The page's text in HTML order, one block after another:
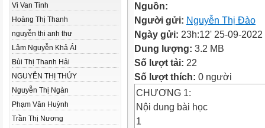
Vi Van Tinh
Hoàng Thị Thanh
nguyễn thi anh thư
Lâm Nguyễn Khả ÁI
Bùi Thị Thanh Hải
NGUYỄN THỊ THÚY
Nguyễn Thị Ngàn
Phạm Văn Huỳnh
Trần Thị Nương
Nguồn:
Người gửi: Nguyễn Thị Đào
Ngày gửi: 23h:12' 25-09-2022
Dung lượng: 3.2 MB
Số lượt tải: 22
Số lượt thích: 0 người
CHƯƠNG 1:
Nội dung bài học
1